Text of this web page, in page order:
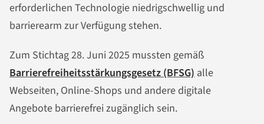
erforderlichen Technologie niedrigschwellig und
barrierearm zur Verfügung stehen.
Zum Stichtag 28. Juni 2025 mussten gemäß
Barrierefreiheitsstärkungsgesetz (BFSG) alle
Webseiten, Online-Shops und andere digitale
Angebote barrierefrei zugänglich sein.